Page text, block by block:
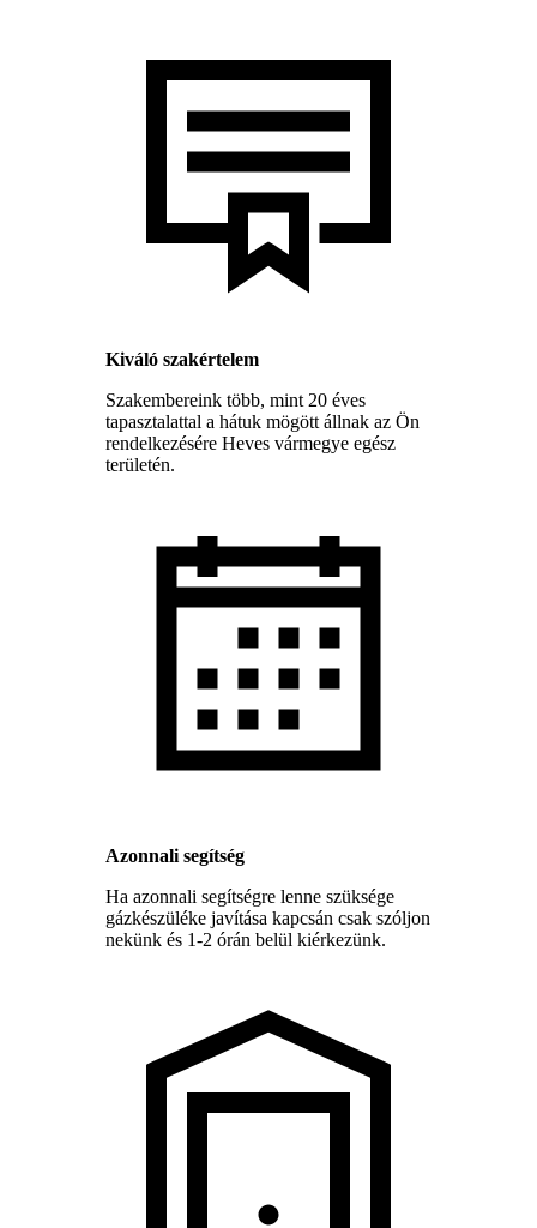
Kiváló szakértelem
Szakembereink több, mint 20 éves
tapasztalattal a hátuk mögött állnak az Ön
rendelkezésére Heves vármegye egész
területén.
Azonnali segítség
Ha azonnali segítségre lenne szüksége
gázkészüléke javítása kapcsán csak szóljon
nekünk és 1-2 órán belül kiérkezünk.